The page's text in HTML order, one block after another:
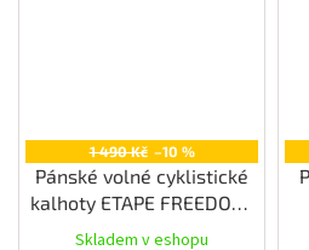
1 490 Kč –10 %
Pánské volné cyklistické
kalhoty ETAPE FREEDOM,
černá/modrá
Skladem v eshopu